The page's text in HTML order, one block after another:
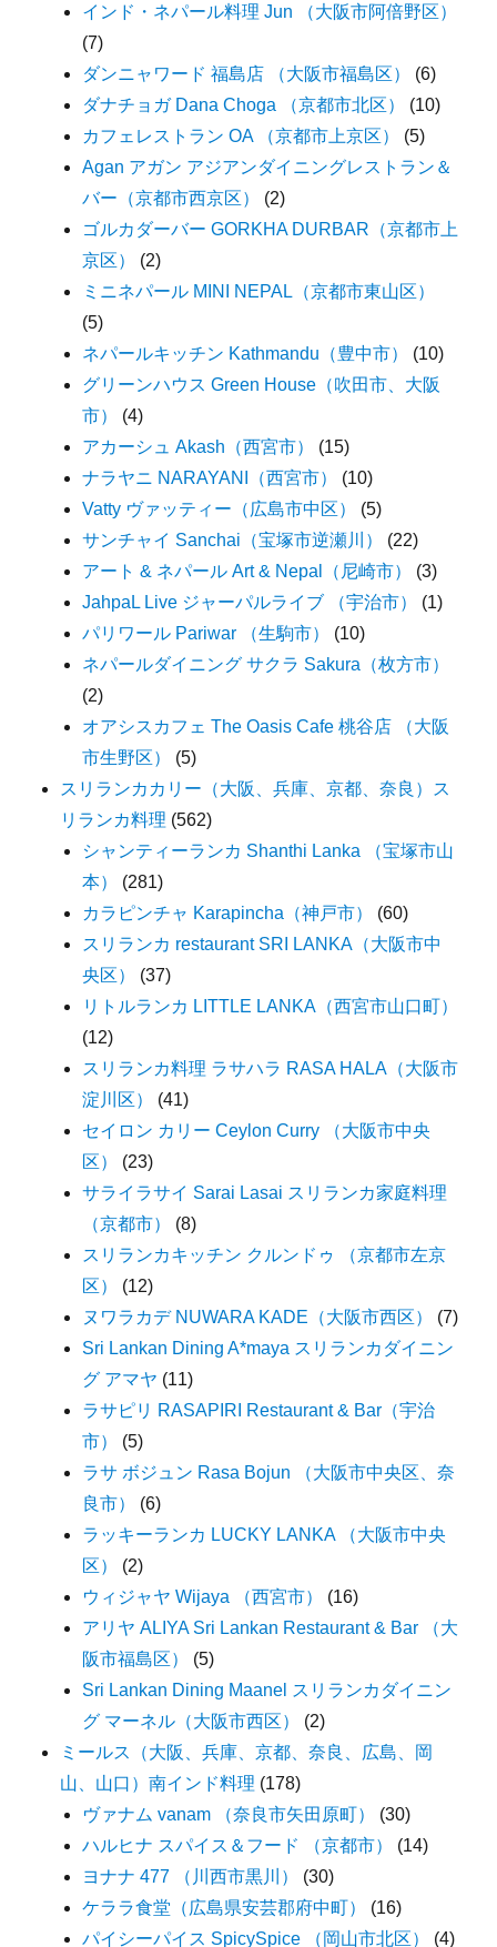
インド・ネパール料理 Jun （大阪市阿倍野区）
(7)
ダンニャワード 福島店 （大阪市福島区）
(6)
ダナチョガ Dana Choga （京都市北区）
(10)
カフェレストラン OA （京都市上京区）
(5)
Agan アガン アジアンダイニングレストラン＆
バー（京都市西京区）
(2)
ゴルカダーバー GORKHA DURBAR（京都市上
京区）
(2)
ミニネパール MINI NEPAL（京都市東山区）
(5)
ネパールキッチン Kathmandu（豊中市）
(10)
グリーンハウス Green House（吹田市、大阪
市）
(4)
アカーシュ Akash（西宮市）
(15)
ナラヤニ NARAYANI（西宮市）
(10)
Vatty ヴァッティー（広島市中区）
(5)
サンチャイ Sanchai（宝塚市逆瀬川）
(22)
アート & ネパール Art & Nepal（尼崎市）
(3)
JahpaL Live ジャーパルライブ （宇治市）
(1)
パリワール Pariwar （生駒市）
(10)
ネパールダイニング サクラ Sakura（枚方市）
(2)
オアシスカフェ The Oasis Cafe 桃谷店 （大阪
市生野区）
(5)
スリランカカリー（大阪、兵庫、京都、奈良）ス
リランカ料理 (562)
シャンティーランカ Shanthi Lanka （宝塚市山
本）
(281)
カラピンチャ Karapincha（神戸市）
(60)
スリランカ restaurant SRI LANKA（大阪市中
央区）
(37)
リトルランカ LITTLE LANKA（西宮市山口町）
(12)
スリランカ料理 ラサハラ RASA HALA（大阪市
淀川区）
(41)
セイロン カリー Ceylon Curry （大阪市中央
区）
(23)
サライラサイ Sarai Lasai スリランカ家庭料理
（京都市）
(8)
スリランカキッチン クルンドゥ （京都市左京
区）
(12)
ヌワラカデ NUWARA KADE（大阪市西区）
(7)
Sri Lankan Dining A*maya スリランカダイニン
グ アマヤ (11)
ラサピリ RASAPIRI Restaurant & Bar（宇治
市）
(5)
ラサ ボジュン Rasa Bojun （大阪市中央区、奈
良市）
(6)
ラッキーランカ LUCKY LANKA （大阪市中央
区）
(2)
ウィジャヤ Wijaya （西宮市）
(16)
アリヤ ALIYA Sri Lankan Restaurant & Bar （大
阪市福島区）
(5)
Sri Lankan Dining Maanel スリランカダイニン
グ マーネル（大阪市西区）
(2)
ミールス（大阪、兵庫、京都、奈良、広島、岡
山、山口）南インド料理 (178)
ヴァナム vanam （奈良市矢田原町）
(30)
ハルヒナ スパイス＆フード （京都市）
(14)
ヨナナ 477 （川西市黒川）
(30)
ケララ食堂（広島県安芸郡府中町）
(16)
パイシーパイス SpicySpice （岡山市北区）
(4)